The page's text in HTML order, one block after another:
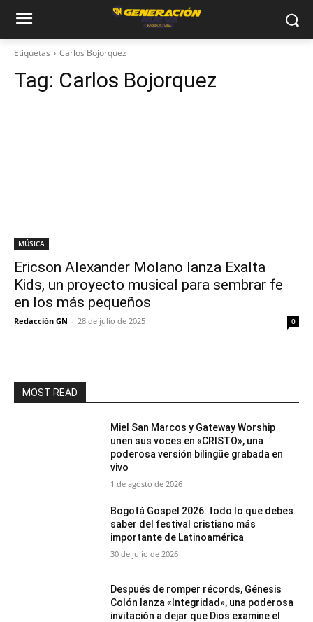
Etiquetas Carlos Bojorquez
Tag: Carlos Bojorquez
MÚSICA
Ericson Alexander Molano lanza Exalta
Kids, un proyecto musical para sembrar fe
en los más pequeños
Redacción GN - 28 de julio de 2025 0
MOST READ
Miel San Marcos y Gateway Worship
unen sus voces en «CRISTO», una
poderosa versión bilingüe grabada en
vivo
1 de agosto de 2026
Bogotá Gospel 2026: todo lo que debes
saber del festival cristiano más
importante de Latinoamérica
30 de julio de 2026
Después de romper récords, Génesis
Colón lanza «Integridad», una poderosa
invitación a dejar que Dios examine el